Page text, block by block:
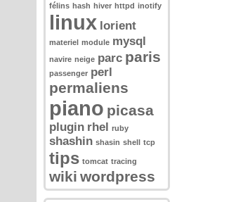
félins hash hiver httpd inotify
linux lorient
materiel module mysql
navire neige parc paris
passenger perl
permaliens
piano picasa
plugin rhel ruby
shashin shasin shell tcp
tips tomcat tracing
wiki wordpress